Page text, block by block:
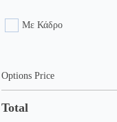
Με Κάδρο
Options Price
Total